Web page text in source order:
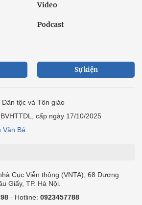
Video
Podcast
Sự kiện
tộc và Tôn giáo
cấp ngày 17/10/2025
Văn Bá
Cục Viễn thông (VNTA), 68 Dương
Giấy, TP. Hà Nội.
- Hotline: 0923457788